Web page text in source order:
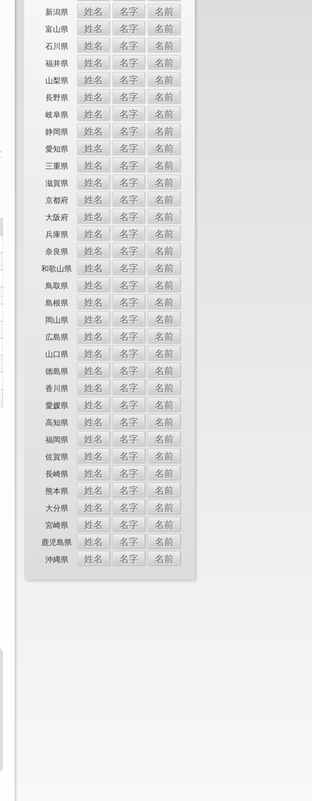
新潟県 姓名 名字 名前
富山県 姓名 名字 名前
石川県 姓名 名字 名前
福井県 姓名 名字 名前
山梨県 姓名 名字 名前
長野県 姓名 名字 名前
岐阜県 姓名 名字 名前
静岡県 姓名 名字 名前
愛知県 姓名 名字 名前
三重県 姓名 名字 名前
滋賀県 姓名 名字 名前
京都府 姓名 名字 名前
大阪府 姓名 名字 名前
兵庫県 姓名 名字 名前
奈良県 姓名 名字 名前
和歌山県 姓名 名字 名前
鳥取県 姓名 名字 名前
島根県 姓名 名字 名前
岡山県 姓名 名字 名前
広島県 姓名 名字 名前
山口県 姓名 名字 名前
徳島県 姓名 名字 名前
香川県 姓名 名字 名前
愛媛県 姓名 名字 名前
高知県 姓名 名字 名前
福岡県 姓名 名字 名前
佐賀県 姓名 名字 名前
長崎県 姓名 名字 名前
熊本県 姓名 名字 名前
大分県 姓名 名字 名前
宮崎県 姓名 名字 名前
鹿児島県 姓名 名字 名前
沖縄県 姓名 名字 名前